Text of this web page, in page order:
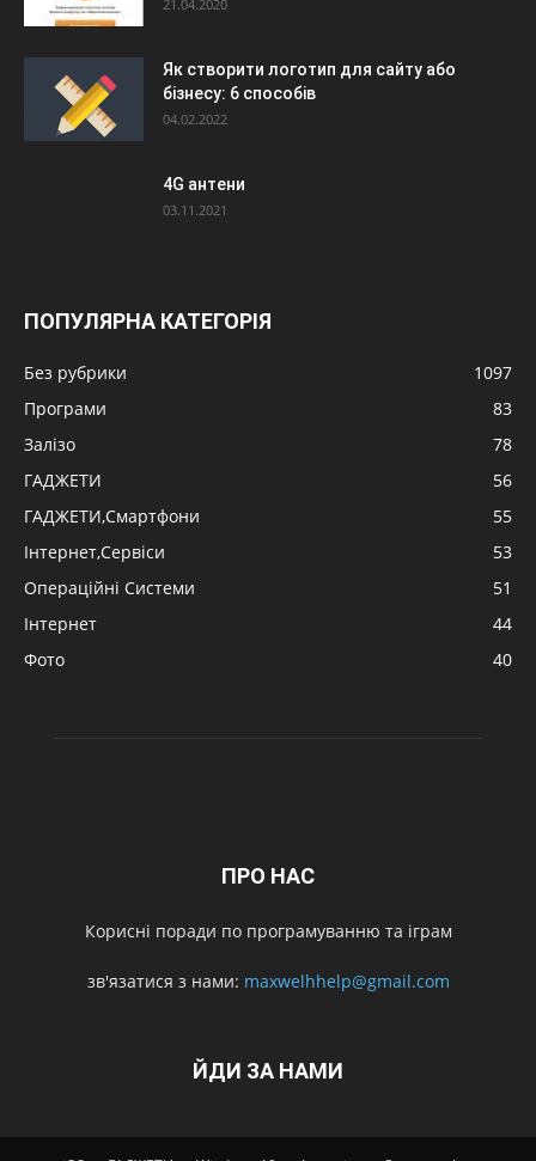
21.04.2020
Як створити логотип для сайту або
бізнесу: 6 способів
04.02.2022
4G антени
03.11.2021
ПОПУЛЯРНА КАТЕГОРІЯ
Без рубрики
1097
Програми
83
Залізо
78
ГАДЖЕТИ
56
ГАДЖЕТИ,Смартфони
55
Інтернет,Сервіси
53
Операційні Системи
51
Інтернет
44
Фото
40
ПРО НАС
Корисні поради по програмуванню та іграм
зв'язатися з нами: maxwelhhelp@gmail.com
ЙДИ ЗА НАМИ